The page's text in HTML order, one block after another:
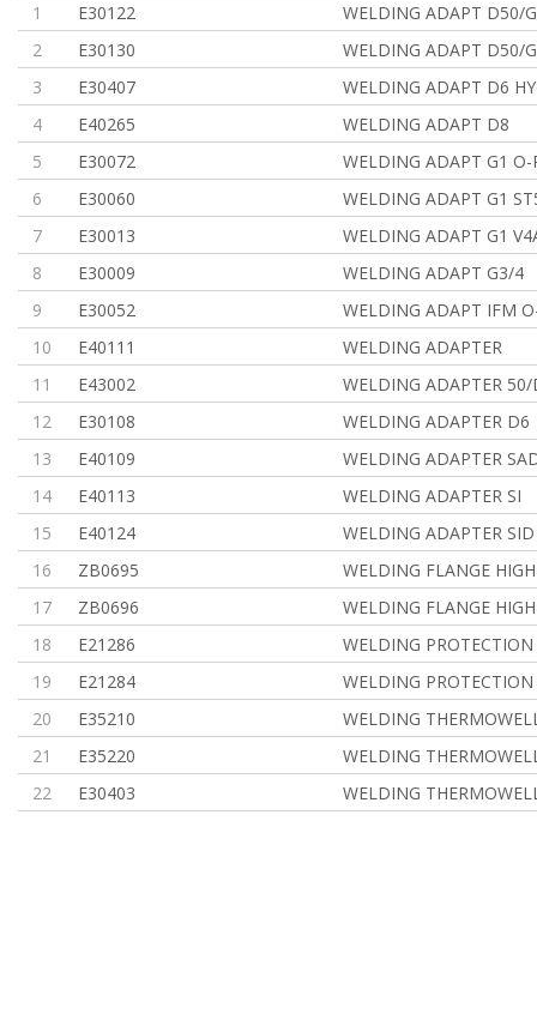
1 E30122
WELDING ADAPT D50/
2
E30130
WELDING ADAPT D50/
3
E30407
WELDING ADAPT D6
4
E40265
WELDING ADAPT D8
5
E30072
WELDING ADAPT G1 O-
6
E30060
WELDING ADAPT G1
7
E30013
WELDING ADAPT G1
8
E30009
WELDING ADAPT G3/4
9
E30052
WELDING ADAPT IFM
10
E40111
WELDING ADAPTER
11
E43002
WELDING ADAPTER
12
E30108
WELDING ADAPTER D6
13
E40109
WELDING ADAPTER
14
E40113
WELDING ADAPTER SI
15
E40124
WELDING ADAPTER
16
ZB0695
WELDING FLANGE
17
ZB0696
WELDING FLANGE
18
E21286
WELDING
19
E21284
WELDING
20
E35210
WELDING
21
E35220
WELDING
22
E30403 WELDING